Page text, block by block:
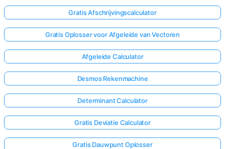
Gratis Afschrijvingscalculator
Gratis Oplosser voor Afgeleide van Vectoren
Afgeleide Calculator
Desmos Rekenmachine
Determinant Calculator
Gratis Deviatie Calculator
Gratis Dauwpunt Oplosser